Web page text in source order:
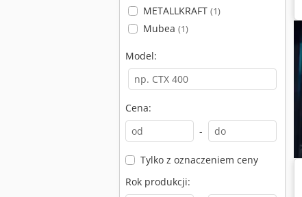
METALLKRAFT (1)
Mubea (1)
Model:
Cena:
-
Tylko z oznaczeniem ceny
Rok produkcji: